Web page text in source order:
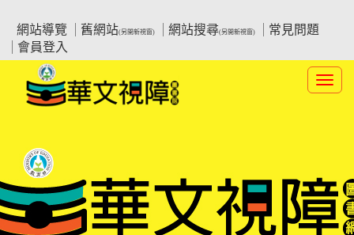
要
網站導覽
舊網站(另開新視窗) 網站搜尋(另開新視窗)
常見問題
會員登入